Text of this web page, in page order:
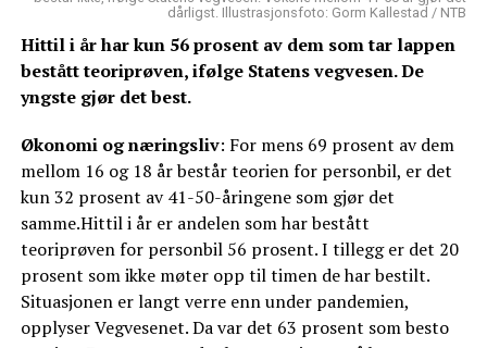
dårligst. Illustrasjonsfoto: Gorm Kallestad / NTB
Hittil i år har kun 56 prosent av dem som tar lappen
bestått teoriprøven, ifølge Statens vegvesen. De
yngste gjør det best.
Økonomi og næringsliv: For mens 69 prosent av dem
mellom 16 og 18 år består teorien for personbil, er det
kun 32 prosent av 41-50-åringene som gjør det
samme.Hittil i år er andelen som har bestått
teoriprøven for personbil 56 prosent. I tillegg er det 20
prosent som ikke møter opp til timen de har bestilt.
Situasjonen er langt verre enn under pandemien,
opplyser Vegvesenet. Da var det 63 prosent som besto